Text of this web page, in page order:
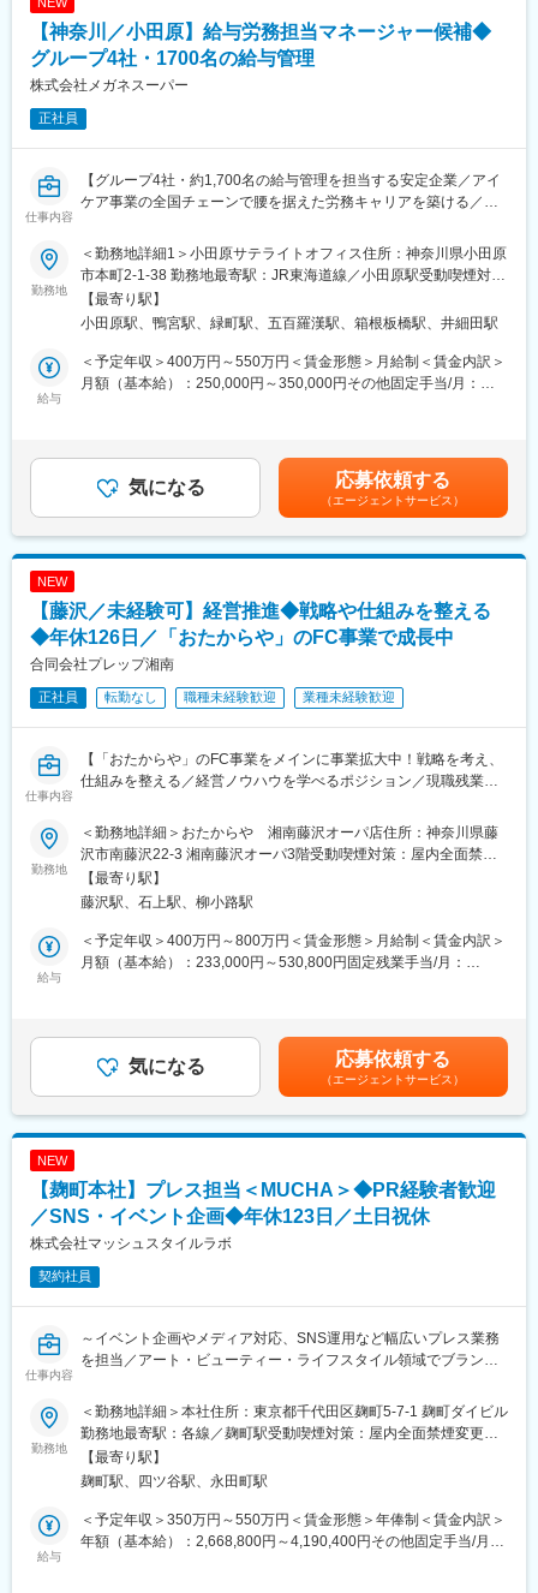
◇事業の差別化
近年個人で中古販売ができるサイト等も増えていますが、コメ兵
は今まで培ってきたブランド品の豊富な鑑定知識やデータベース
を生かした専門売買を強みとして差別化しております。また、当
・インポートブランドの輸入実務（年間4～6回）
・海外POPUP（パリ）向け商品の輸出・通関（ATAカルネ対応）
・輸送コストの可視化・削減企画、最適ルート選定
経験に応じて、海外物流網の構築や改善提案にも積極的に挑戦で
きる環境です。
■配属組織：
ロジスティクスチーム：３名
■魅力：
分業されがちな物流領域を全工程経験できる。
化、海外倉庫の検討など、幅広い経験が積める環境。
◎ブランドの魅力を裏側から支えられる
られ、社員割引にてお安く購入可能。
年間休日130日とメリハリをつけて働ける環境
変更の範囲：会社の定める業務
【神奈川／小田原】給与労務担当マネージャー候補◆
グループ4社・1700名の給与管理
株式会社メガネスーパー
正社員
仕事内容
【グループ4社・約1,700名の給与管理を担当する安定企業／アイ
ケア事業の全国チェーンで腰を据えた労務キャリアを築ける／年
人事総務部にて給与労務担当マネージャー候補としての業務に従
事していただきます。
■業務内容：
◎給与業務
・グループ会社4社1700人の給与・賞与支給全体の実務・管理
・住民税徴収納付手続き
・ご経験に応じて、ご対応範囲は検討いたします。
■配属部署について：
されております。入社後は出来る業務から徐々にお任せしていき
■働き方：
・年間休日110日…腰を据えた長期的な勤務が可能な環境です。
■当社について：
メガネスーパーは眼の健康寿命を延ばすアイケアカンパニーで
す。メガネやコンタクト、補聴器の提供を通して、お客様の見え
す。
商品を販売するだけでなく、一人ひとりとまっすぐ向き合い、心
勤務地
＜勤務地詳細1＞小田原サテライトオフィス住所：神奈川県小田原
市本町2-1-38 勤務地最寄駅：JR東海道線／小田原駅受動喫煙対
策：敷地内全面禁煙＜勤務地詳細2＞鴨宮事務所住所：神奈川県小
田原市鴨宮621 勤務地最寄駅：JR東海道線／鴨宮駅受動喫煙対
【最寄り駅】
小田原駅、鴨宮駅、緑町駅、五百羅漢駅、箱根板橋駅、井細田駅
給与
＜予定年収＞400万円～550万円＜賃金形態＞月給制＜賃金内訳＞
月額（基本給）：250,000円～350,000円その他固定手当/月：
＞有＜残業手当＞有＜給与補足＞■その他固定手当：地域手当賃金
はあくまでも目安の金額であり、選考を通じて上下する可能性が
あります。月給(月額)は固定手当を含めた表記です。
気になる 応募依頼する
（エージェントサービス）
NEW
【藤沢／未経験可】経営推進◆戦略や仕組みを整える
◆年休126日／「おたからや」のFC事業で成長中
合同会社プレップ湘南
正社員 転勤なし 職種未経験歓迎 業種未経験歓迎
仕事内容
【「おたからや」のFC事業をメインに事業拡大中！戦略を考え、
仕組みを整える／経営ノウハウを学べるポジション／現職残業禁
■ミッション：
社長が「事業の拡大」と「お客様への価値提供」にフルコミット
できる環境を設計・実行する役割です。社長の第二の頭脳として
会社の未来を構想し、具体的なアクションプランに落とし込んで
推進する「戦略的な推進役」を担います。 当社は安定成長を経て
多店舗展開フェーズにありますが、成長スピードに対して「組織
■業務詳細：
◆集客・マーケティング戦略
・地域特性を踏まえたWeb広告やSNS施策の企画・運用・効果測
定・改善提案など、売上向上に直結するマーケティングを推進。
・採用HPや求人原稿の企画・リライト、SNS発信など採用広報を
◆営業戦略の策定と実行
・広告費や来店データなどを分析し、店舗運営の営業戦略を策
【守りの組織設計】
◆バックオフィス・経営サポートの効率化
・労務、総務、経理補助、勤怠システム運用、経費処理、月次決
全般を統括。
・常に「このフローは短縮できるか」という業務改善視点で効率
勤務地
＜勤務地詳細＞おたからや 湘南藤沢オーパ店住所：神奈川県藤
沢市南藤沢22-3 湘南藤沢オーパ3階受動喫煙対策：屋内全面禁煙
変更の範囲：会社の定める事業所
【最寄り駅】
藤沢駅、石上駅、柳小路駅
給与
＜予定年収＞400万円～800万円＜賃金形態＞月給制＜賃金内訳＞
月額（基本給）：233,000円～530,800円固定残業手当/月：
昇給・昇格：毎月～半期ごとの評価※社長の直属で勤務することが
メインとなるので評価から昇給・昇格への反映はとても早いで
す。■賞与：年2回（2月・8月）※1回で150万円以上の支給実績あ
り賃金はあくまでも目安の金額であり、選考を通じて上下する可
能性があります。月給(月額)は固定手当を含めた表記です。
気になる 応募依頼する
（エージェントサービス）
NEW
【麹町本社】プレス担当＜MUCHA＞◆PR経験者歓迎
／SNS・イベント企画◆年休123日／土日祝休
株式会社マッシュスタイルラボ
契約社員
仕事内容
～イベント企画やメディア対応、SNS運用など幅広いプレス業務
を担当／アート・ビューティー・ライフスタイル領域でブランド
ッシュグループの安定基盤～
■業務内容：
マッシュグループが展開するMUCHA（ミュシャ）におけるプレ
ス業務全般をお任せ致します。
※配属ブランドはご本人の適性に応じて検討させていただく場合が
ございます
勤務地
＜勤務地詳細＞本社住所：東京都千代田区麹町5-7-1 麹町ダイビル
勤務地最寄駅：各線／麹町駅受動喫煙対策：屋内全面禁煙変更の
範囲：会社の定める事業所
【最寄り駅】
麹町駅、四ツ谷駅、永田町駅
給与
＜予定年収＞350万円～550万円＜賃金形態＞年俸制＜賃金内訳＞
年額（基本給）：2,668,800円～4,190,400円その他固定手当/月：